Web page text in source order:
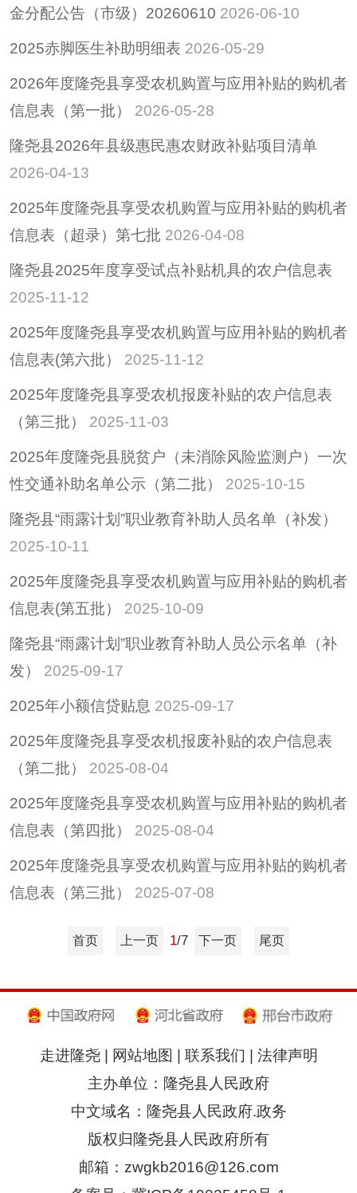
减税降费
金分配公告（市级）20260610 2026-06-10
2025赤脚医生补助明细表 2026-05-29
2026年度隆尧县享受农机购置与应用补贴的购机者
信息表（第一批）
2026-05-28
隆尧县2026年县级惠民惠农财政补贴项目清单
2026-04-13
2025年度隆尧县享受农机购置与应用补贴的购机者
信息表（超录）第七批 2026-04-08
隆尧县2025年度享受试点补贴机具的农户信息表
2025-11-12
2025年度隆尧县享受农机购置与应用补贴的购机者
信息表(第六批）
2025-11-12
2025年度隆尧县享受农机报废补贴的农户信息表
（第三批）
2025-11-03
2025年度隆尧县脱贫户（未消除风险监测户）一次
性交通补助名单公示（第二批）
2025-10-15
隆尧县“雨露计划”职业教育补助人员名单（补发）
2025-10-11
2025年度隆尧县享受农机购置与应用补贴的购机者
信息表(第五批）
2025-10-09
隆尧县“雨露计划”职业教育补助人员公示名单（补
发）
2025-09-17
2025年小额信贷贴息 2025-09-17
2025年度隆尧县享受农机报废补贴的农户信息表
（第二批）
2025-08-04
2025年度隆尧县享受农机购置与应用补贴的购机者
信息表（第四批）
2025-08-04
2025年度隆尧县享受农机购置与应用补贴的购机者
信息表（第三批）
2025-07-08
首页 上一页 1/7 下一页 尾页
走进隆尧| 网站地图 联系我们
法律声明
主办单位：隆尧县人民政府
中文域名：隆尧县人民政府.政务
版权归隆尧县人民政府所有
邮箱：zwgkb2016@126.com